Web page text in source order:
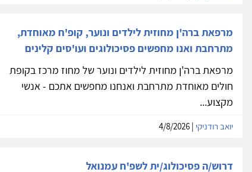
מרפאת ברה'ן מחוזית לילדים ונוער, קופ'ח מאוחדת,
מתרחבת ואנו מחפשים פסיכולוגים ועו'סים קלינים
מרפאת ברה'ן מחוזית לילדים ונוער של מחוז מרכז בקופת
חולים מאוחדת מתרחבת ואנחנו מחפשים אתכם - אנשי
מקצוע...
יואב רודניקי
דרוש/ה פסיכולוג/ית לשפ'ח עמנואל